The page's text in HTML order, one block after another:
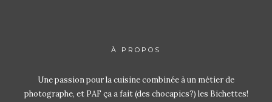
À PROPOS
Une passion pour la cuisine combinée à un métier de
photographe, et PAF ça a fait (des chocapics?) les Bichettes!